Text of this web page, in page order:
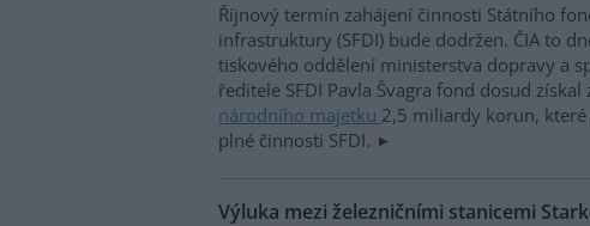
Říjnový termín zahájení činnosti Státního
infrastruktury (SFDI) bude dodržen. ČIA to
tiskového oddělení ministerstva dopravy a
ředitele SFDI Pavla Švagra fond dosud
národního majetku 2,5 miliardy korun,
plné činnosti SFDI.
Výluka mezi železničními stanicemi